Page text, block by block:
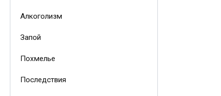
Алкоголизм
Запой
Похмелье
Последствия